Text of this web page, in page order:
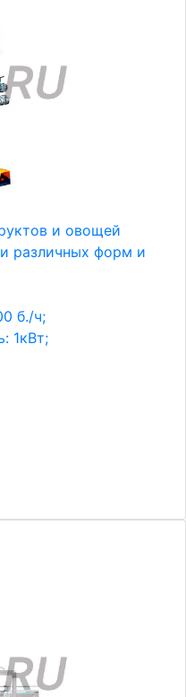
и овощей
различных форм и
б./ч;
1кВт;